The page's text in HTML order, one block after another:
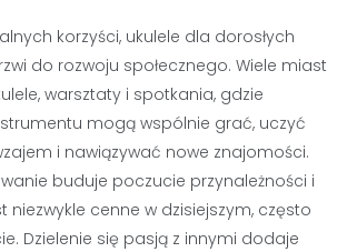
korzyści, ukulele dla dorosłych
do rozwoju społecznego. Wiele miast
warsztaty i spotkania, gdzie
mogą wspólnie grać, uczyć
i nawiązywać nowe znajomości.
buduje poczucie przynależności i
niezwykle cenne w dzisiejszym, często
Dzielenie się pasją z innymi dodaje